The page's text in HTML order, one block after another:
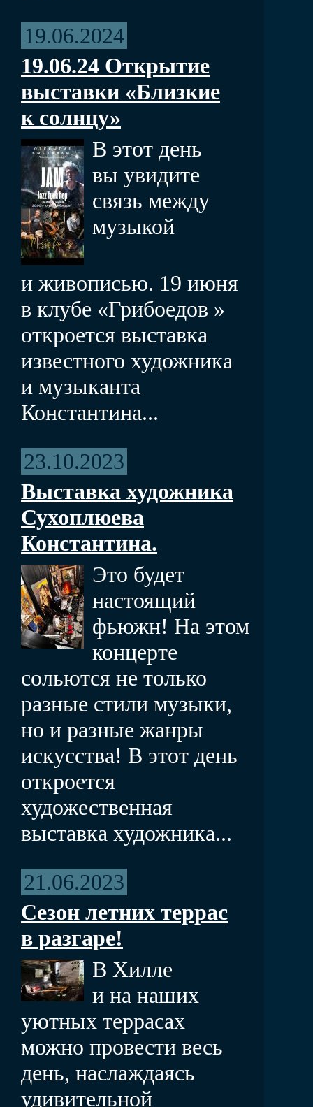
19.06.2024
19.06.24 Открытие
выставки «Близкие
к солнцу»
В этот день
вы увидите
связь между
музыкой
и живописью. 19 июня
в клубе «Грибоедов »
откроется выставка
известного художника
и музыканта
Константина...
23.10.2023
Выставка художника
Сухоплюева
Константина.
Это будет
настоящий
фьюжн! На этом
концерте
сольются не только
разные стили музыки,
но и разные жанры
искусства! В этот день
откроется
художественная
выставка художника...
21.06.2023
Сезон летних террас
в разгаре!
В Хилле
и на наших
уютных террасах
можно провести весь
день, наслаждаясь
удивительной